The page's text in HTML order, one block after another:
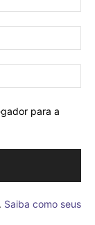
para a
Saiba como seus